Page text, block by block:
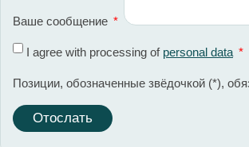
Ваше сообщение *
I agree with processing of personal data *
Позиции, обозначенные звёдочкой (*),